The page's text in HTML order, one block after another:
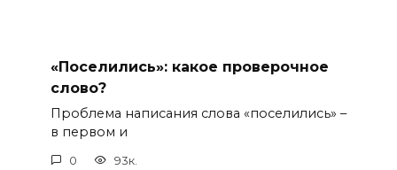
«Поселились»: какое проверочное
слово?
Проблема написания слова «поселились» –
в первом и
0 93к.